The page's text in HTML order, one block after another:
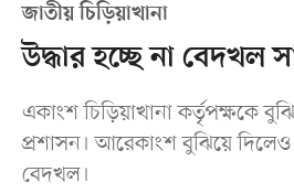
জাতীয় চিড়িয়াখানা
উদ্ধার হচ্ছে না বেদখল
একাংশ চিড়িয়াখানা কর্তৃপক্ষকে
প্রশাসন। আরেকাংশ বুঝিয়ে
বেদখল।